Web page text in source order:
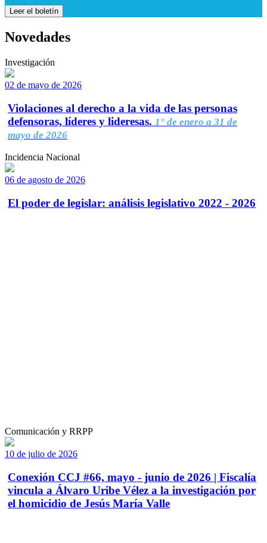
Leer el boletín
Novedades
Investigación
02 de mayo de 2026
Violaciones al derecho a la vida de las personas
defensoras, líderes y lideresas. 1° de enero a 31 de
mayo de 2026
Incidencia Nacional
06 de agosto de 2026
El poder de legislar: análisis legislativo 2022 - 2026
Comunicación y RRPP
10 de julio de 2026
Conexión CCJ #66, mayo - junio de 2026 | Fiscalía
vincula a Álvaro Uribe Vélez a la investigación por
el homicidio de Jesús María Valle